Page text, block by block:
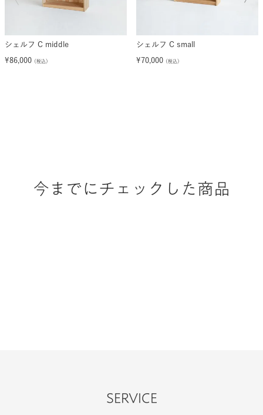
シェルフ C middle
¥86,000 （税込）
シェルフ C small
¥ 70,000 （税込）
今までにチェックした商品
SERVICE